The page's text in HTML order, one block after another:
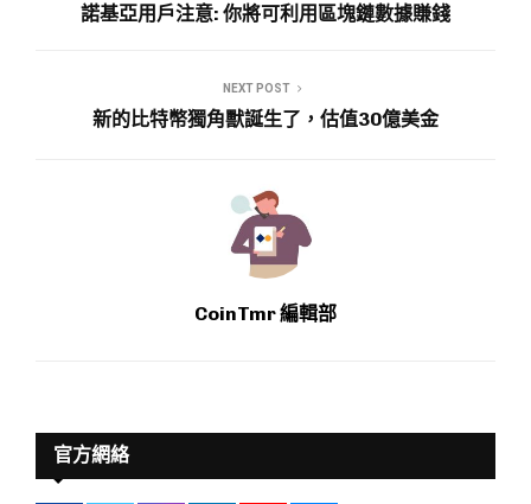
諾基亞用戶注意: 你將可利用區塊鏈數據賺錢
NEXT POST
新的比特幣獨角獸誕生了，估值30億美金
CoinTmr 編輯部
官方網絡